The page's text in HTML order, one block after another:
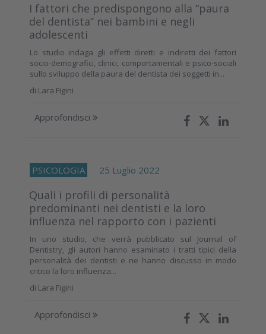
I fattori che predispongono alla “paura
del dentista” nei bambini e negli
adolescenti
Lo studio indaga gli effetti diretti e indiretti dei fattori
socio-demografici, clinici, comportamentali e psico-sociali
sullo sviluppo della paura del dentista dei soggetti in...
di Lara Figini
Approfondisci
PSICOLOGIA 25 Luglio 2022
Quali i profili di personalità
predominanti nei dentisti e la loro
influenza nel rapporto con i pazienti
In uno studio, che verrà pubblicato sul Journal of
Dentistry, gli autori hanno esaminato i tratti tipici della
personalità dei dentisti e ne hanno discusso in modo
critico la loro influenza...
di Lara Figini
Approfondisci